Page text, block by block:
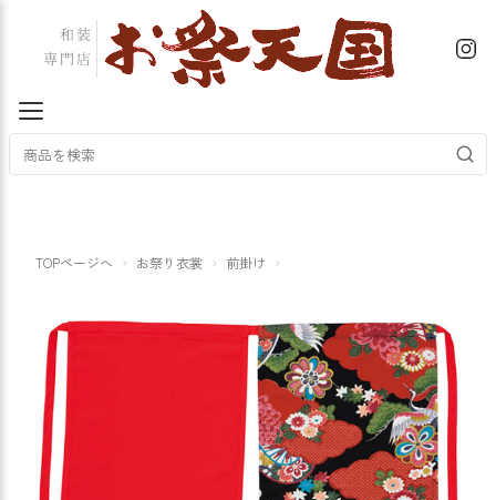
TOPページへ お祭り衣裳 前掛け